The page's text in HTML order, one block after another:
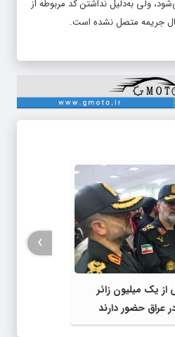
ولی به‌دلیل نداشتن کد مربوطه از
جریمه متصل نشده است.
از یک میلیون زائر
عراق حضور دارند
›